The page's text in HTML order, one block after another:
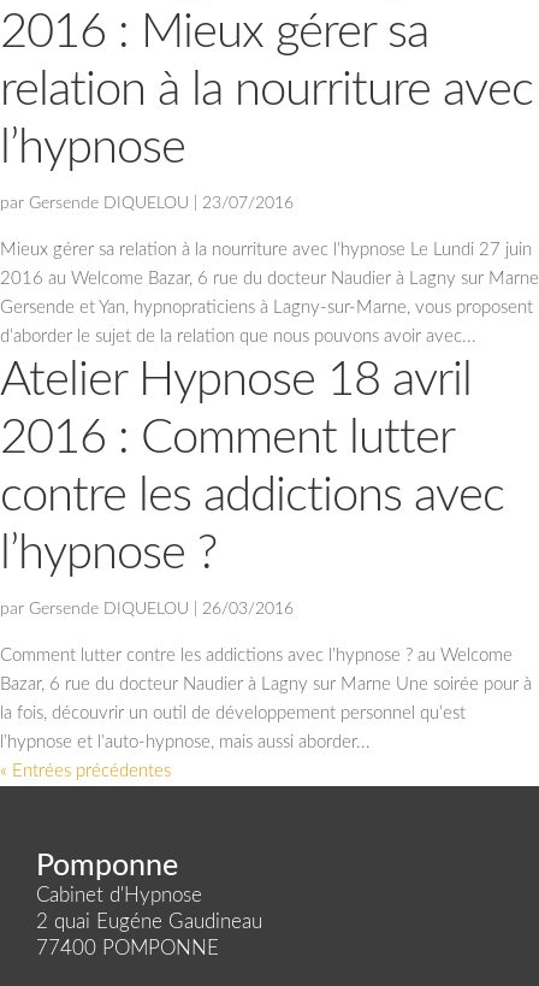
2016 : Mieux gérer sa
relation à la nourriture avec
l’hypnose
par Gersende DIQUELOU 23/07/2016
Mieux gérer sa relation à la nourriture avec l’hypnose Le Lundi 27 juin
2016 au Welcome Bazar, 6 rue du docteur Naudier à Lagny sur Marne
Gersende et Yan, hypnopraticiens à Lagny-sur-Marne, vous proposent
d’aborder le sujet de la relation que nous pouvons avoir avec...
Atelier Hypnose 18 avril
2016 : Comment lutter
contre les addictions avec
l’hypnose ?
par Gersende DIQUELOU 26/03/2016
Comment lutter contre les addictions avec l’hypnose ? au Welcome
Bazar, 6 rue du docteur Naudier à Lagny sur Marne Une soirée pour à
la fois, découvrir un outil de développement personnel qu’est
l’hypnose et l’auto-hypnose, mais aussi aborder...
« Entrées précédentes
Pomponne
Cabinet d'Hypnose
2 quai Eugéne Gaudineau
77400 POMPONNE